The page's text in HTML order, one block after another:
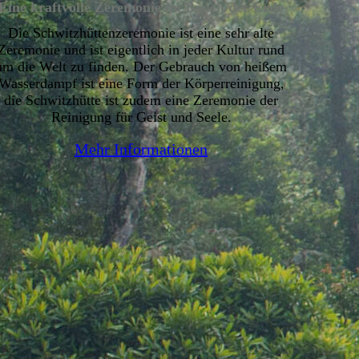
kraftvolle Zeremonie im Bauch der Erde
Die Schwitzhüttenzeremonie ist eine sehr alte
und ist eigentlich in jeder Kultur rund
die Welt zu finden. Der Gebrauch von heißem
ist eine Form der Körperreinigung,
die Schwitzhütte ist zudem eine Zeremonie der
Reinigung für Geist und Seele.
Mehr Informationen